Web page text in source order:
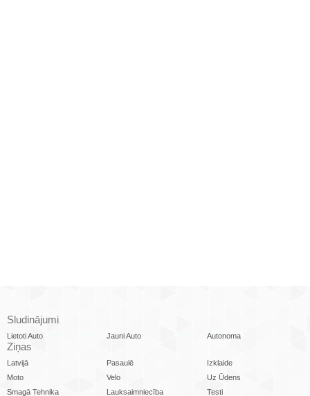
Sludinājumi
Lietoti Auto Jauni Auto Autonoma
Ziņas
Latvijā Pasaulē
Izklaide
Moto
Velo
Uz Ūdens
Smagā Tehnika
Lauksaimniecība
Testi